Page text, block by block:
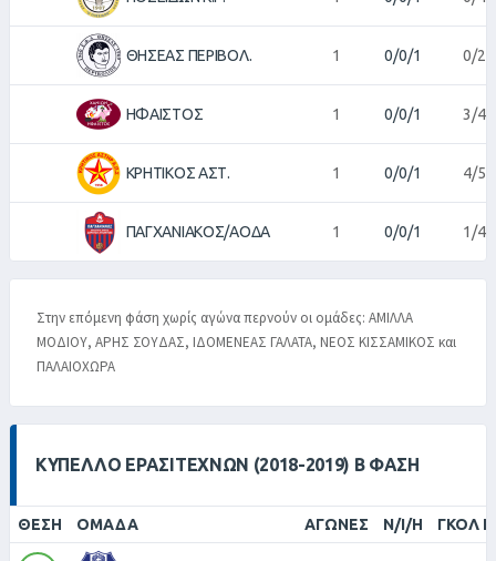
ΘΗΣΕΑΣ ΠΕΡΙΒΟΛ. 1 0/0/1 0/2
ΗΦΑΙΣΤΟΣ 1 0/0/1 3/4
ΚΡΗΤΙΚΟΣ ΑΣΤ. 1 0/0/1 4/5
ΠΑΓΧΑΝΙΑΚΟΣ/ΑΟΔΑ 1 0/0/1 1/4
Στην επόμενη φάση χωρίς αγώνα περνούν οι ομάδες: ΑΜΙΛΛΑ
ΜΟΔΙΟΥ, ΑΡΗΣ ΣΟΥΔΑΣ, ΙΔΟΜΕΝΕΑΣ ΓΑΛΑΤΑ, ΝΕΟΣ ΚΙΣΣΑΜΙΚΟΣ και
ΠΑΛΑΙΟΧΩΡΑ
ΚΎΠΕΛΛΟ ΕΡΑΣΙΤΕΧΝΏΝ (2018-2019) Β ΦΆΣΗ
ΘΈΣΗ ΟΜΆΔΑ ΑΓΏΝΕΣ Ν/Ι/Η ΓΚΟΛ